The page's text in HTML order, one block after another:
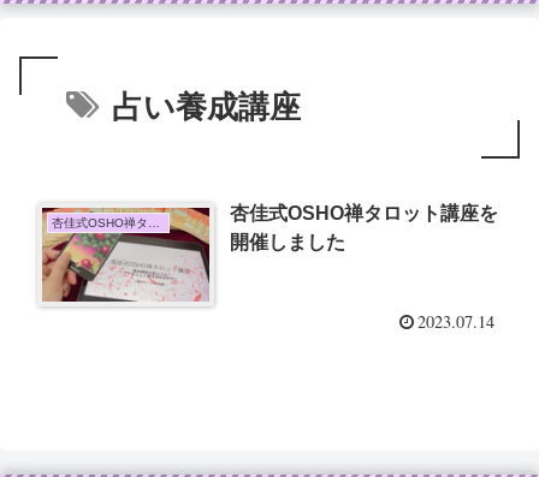
占い養成講座
杏佳式OSHO禅タロット講座を
開催しました
2023.07.14